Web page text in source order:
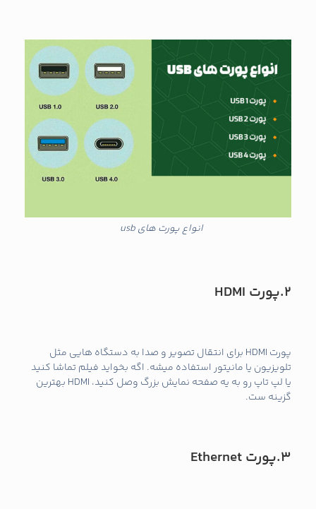
انواع پورت های usb
2. پورت
پورت HDMI برای انتقال تصویر و صدا به دستگاه‌ هایی مثل
تلویزیون یا مانیتور استفاده میشه. اگه بخواید فیلم تماشا کنید
یا لپ تاپ رو به یه صفحه‌ نمایش بزرگ وصل کنید، HDMI بهترین
گزینه‌ ست.
3.پورت